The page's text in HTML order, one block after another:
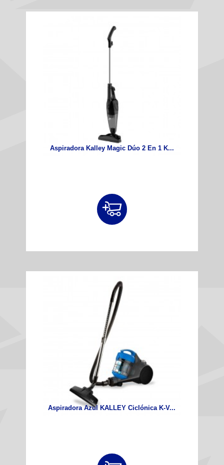
Aspiradora Kalley Magic Dúo 2 En 1 K...
Aspiradora Azul KALLEY Ciclónica K-V...